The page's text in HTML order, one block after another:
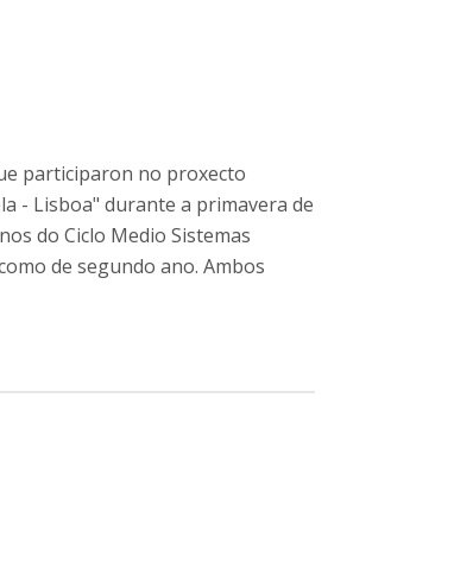
participaron no proxecto
- Lisboa" durante a primavera de
do Ciclo Medio Sistemas
de segundo ano. Ambos